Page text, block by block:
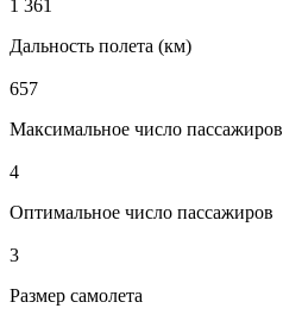
1 361
Дальность полета (км)
657
Максимальное число пассажиров
4
Оптимальное число пассажиров
3
Размер самолета